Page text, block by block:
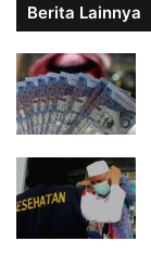
Berita Lainnya